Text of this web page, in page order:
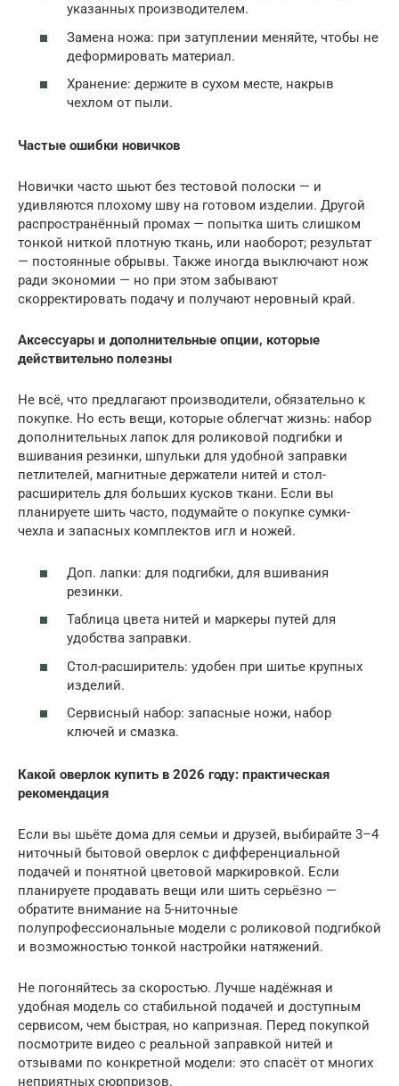
указанных производителем.
Замена ножа: при затуплении меняйте, чтобы не
деформировать материал.
Хранение: держите в сухом месте, накрыв
чехлом от пыли.
Частые ошибки новичков
Новички часто шьют без тестовой полоски — и
удивляются плохому шву на готовом изделии. Другой
распространённый промах — попытка шить слишком
тонкой ниткой плотную ткань, или наоборот; результат
— постоянные обрывы. Также иногда выключают нож
ради экономии — но при этом забывают
скорректировать подачу и получают неровный край.
Аксессуары и дополнительные опции, которые
действительно полезны
Не всё, что предлагают производители, обязательно к
покупке. Но есть вещи, которые облегчат жизнь: набор
дополнительных лапок для роликовой подгибки и
вшивания резинки, шпульки для удобной заправки
петлителей, магнитные держатели нитей и стол-
расширитель для больших кусков ткани. Если вы
планируете шить часто, подумайте о покупке сумки-
чехла и запасных комплектов игл и ножей.
Доп. лапки: для подгибки, для вшивания
резинки.
Таблица цвета нитей и маркеры путей для
удобства заправки.
Стол-расширитель: удобен при шитье крупных
изделий.
Сервисный набор: запасные ножи, набор
ключей и смазка.
Какой оверлок купить в 2026 году: практическая
рекомендация
Если вы шьёте дома для семьи и друзей, выбирайте 3–4
ниточный бытовой оверлок с дифференциальной
подачей и понятной цветовой маркировкой. Если
планируете продавать вещи или шить серьёзно —
обратите внимание на 5-ниточные
полупрофессиональные модели с роликовой подгибкой
и возможностью тонкой настройки натяжений.
Не погоняйтесь за скоростью. Лучше надёжная и
удобная модель со стабильной подачей и доступным
сервисом, чем быстрая, но капризная. Перед покупкой
посмотрите видео с реальной заправкой нитей и
отзывами по конкретной модели: это спасёт от многих
неприятных сюрпризов.